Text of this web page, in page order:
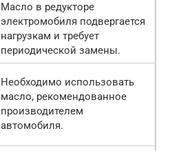
Масло в редукторе
электромобиля подвергается
нагрузкам и требует
периодической замены.
Необходимо использовать
масло, рекомендованное
производителем
автомобиля.